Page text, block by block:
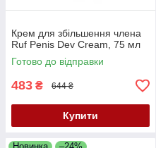
Крем для збільшення члена
Ruf Penis Dev Cream, 75 мл
Готово до відправки
483 ₴ 644 ₴
Купити